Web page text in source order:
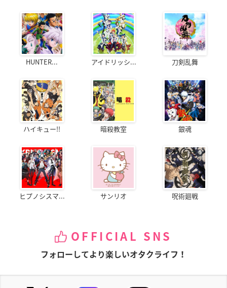
HUNTER... アイドリッシ... 刀剣乱舞
ハイキュー!! 暗殺教室 銀魂
ヒプノシスマ... サンリオ 呪術廻戦
OFFICIAL SNS
フォローしてより楽しいオタクライフ！